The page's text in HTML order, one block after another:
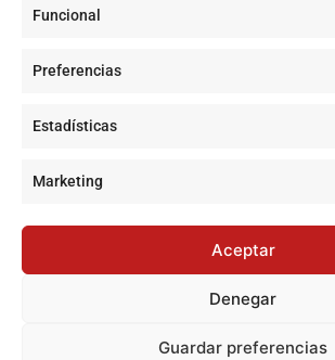
Funcional
Preferencias
Estadísticas
Marketing
Aceptar
Denegar
Guardar preferencias
Cultura y ocio
Deportes y vida
Lo más leído
Jujutsu Kaisen: cuándo el shōnen decidió
Un riesgo creciente por el mosquito Culex